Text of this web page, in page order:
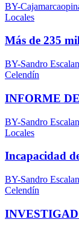
BY-
Locales
Más de 235
BY-Sandro
Celendín
INFORME
BY-Sandro
Locales
Incapacidad
BY-Sandro
Celendín